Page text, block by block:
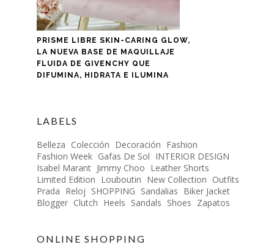
PRISME LIBRE SKIN-CARING GLOW,
LA NUEVA BASE DE MAQUILLAJE
FLUIDA DE GIVENCHY QUE
DIFUMINA, HIDRATA E ILUMINA
LABELS
Belleza Colección Decoración Fashion
Fashion Week Gafas De Sol INTERIOR DESIGN
Isabel Marant Jimmy Choo Leather Shorts
Limited Edition Louboutin New Collection Outfits
Prada Reloj SHOPPING Sandalias Biker Jacket
Blogger Clutch Heels Sandals Shoes Zapatos
ONLINE SHOPPING